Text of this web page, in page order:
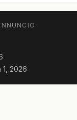
1, 2026